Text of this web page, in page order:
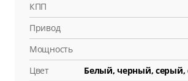
КПП
Привод
Мощность
Цвет
Белый, черный, серый,